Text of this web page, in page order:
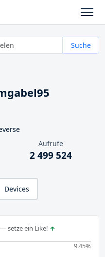
Suche
Aufrufe
2 499 524
Devices
setze ein Like!
9.45%